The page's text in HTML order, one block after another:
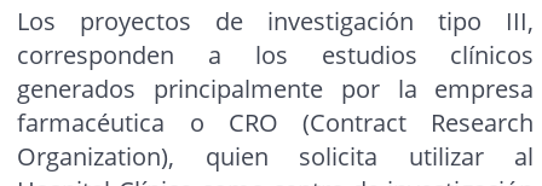
Los proyectos de investigación tipo III,
corresponden a los estudios clínicos
generados principalmente por la empresa
farmacéutica o CRO (Contract Research
Organization), quien solicita utilizar al